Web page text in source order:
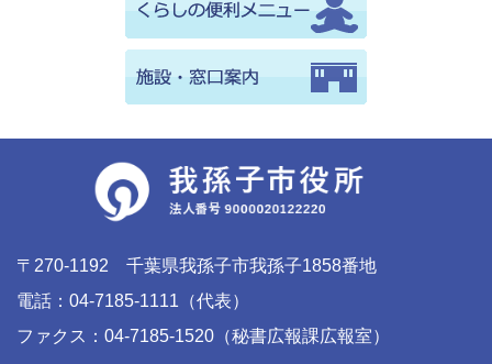
〒270-1192 千葉県我孫子市我孫子1858番地
電話：04-7185-1111（代表）
ファクス：04-7185-1520（秘書広報課広報室）